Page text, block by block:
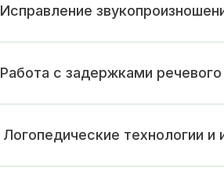
Исправление
Работа с задержками
Логопедические технологии и